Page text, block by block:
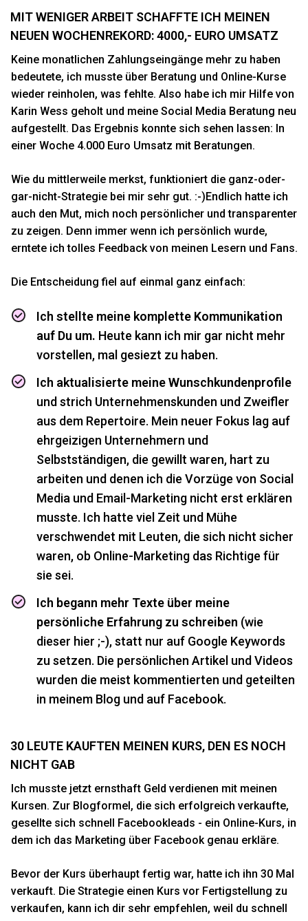
MIT WENIGER ARBEIT SCHAFFTE ICH MEINEN
NEUEN WOCHENREKORD: 4000,- EURO UMSATZ
Keine monatlichen Zahlungseingänge mehr zu haben
bedeutete, ich musste über Beratung und Online-Kurse
wieder reinholen, was fehlte. Also habe ich mir Hilfe von
Karin Wess geholt und meine Social Media Beratung neu
aufgestellt. Das Ergebnis konnte sich sehen lassen: In
einer Woche 4.000 Euro Umsatz mit Beratungen.
Wie du mittlerweile merkst, funktioniert die ganz-oder-
gar-nicht-Strategie bei mir sehr gut. :-)Endlich hatte ich
auch den Mut, mich noch persönlicher und transparenter
zu zeigen. Denn immer wenn ich persönlich wurde,
erntete ich tolles Feedback von meinen Lesern und Fans.
Die Entscheidung fiel auf einmal ganz einfach:
Ich stellte meine komplette Kommunikation
auf Du um. Heute kann ich mir gar nicht mehr
vorstellen, mal gesiezt zu haben.
Ich aktualisierte meine Wunschkundenprofile
und strich Unternehmenskunden und Zweifler
aus dem Repertoire. Mein neuer Fokus lag auf
ehrgeizigen Unternehmern und
Selbstständigen, die gewillt waren, hart zu
arbeiten und denen ich die Vorzüge von Social
Media und Email-Marketing nicht erst erklären
musste. Ich hatte viel Zeit und Mühe
verschwendet mit Leuten, die sich nicht sicher
waren, ob Online-Marketing das Richtige für
sie sei.
Ich begann mehr Texte über meine
persönliche Erfahrung zu schreiben (wie
dieser hier ;-), statt nur auf Google Keywords
zu setzen. Die persönlichen Artikel und Videos
wurden die meist kommentierten und geteilten
in meinem Blog und auf Facebook.
30 LEUTE KAUFTEN MEINEN KURS, DEN ES NOCH
NICHT GAB
Ich musste jetzt ernsthaft Geld verdienen mit meinen
Kursen. Zur Blogformel, die sich erfolgreich verkaufte,
gesellte sich schnell Facebookleads - ein Online-Kurs, in
dem ich das Marketing über Facebook genau erkläre.
Bevor der Kurs überhaupt fertig war, hatte ich ihn 30 Mal
verkauft. Die Strategie einen Kurs vor Fertigstellung zu
verkaufen, kann ich dir sehr empfehlen, weil du schnell